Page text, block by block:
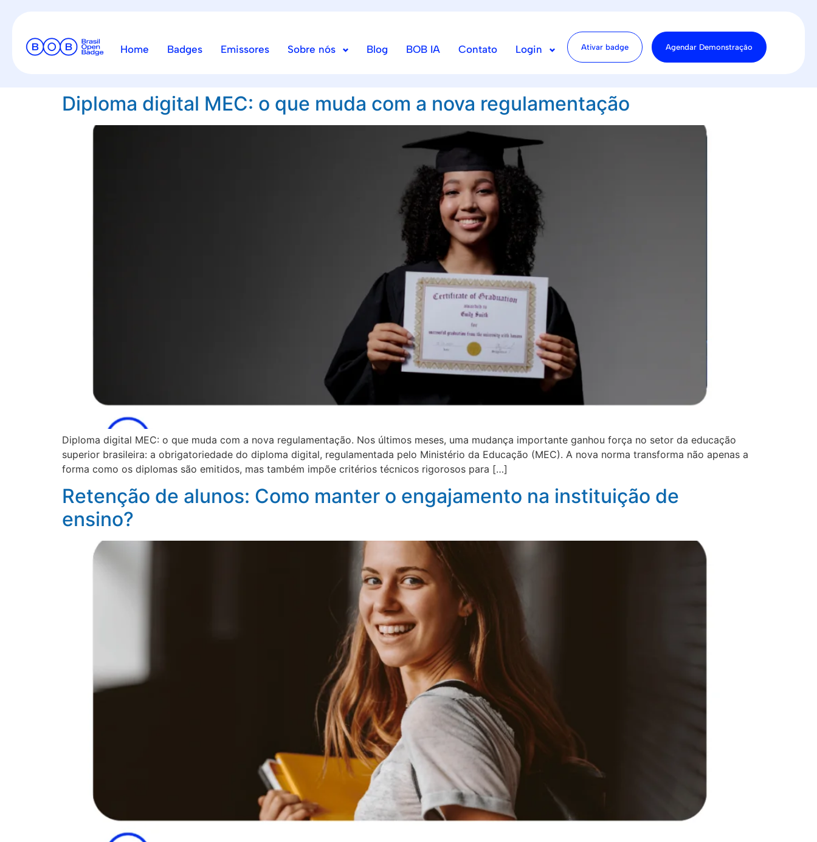
Home Badges Emissores Sobre nós Blog BOB IA Contato Login Ativar badge Agendar Demonstração
Diploma digital MEC: o que muda com a nova regulamentação
Diploma digital MEC: o que muda com a nova regulamentação. Nos últimos meses, uma mudança importante ganhou força no setor da educação
superior brasileira: a obrigatoriedade do diploma digital, regulamentada pelo Ministério da Educação (MEC). A nova norma transforma não apenas a
forma como os diplomas são emitidos, mas também impõe critérios técnicos rigorosos para […]
Retenção de alunos: Como manter o engajamento na instituição de
ensino?